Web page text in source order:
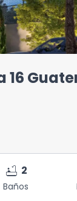
16
bathtub 2
Baños